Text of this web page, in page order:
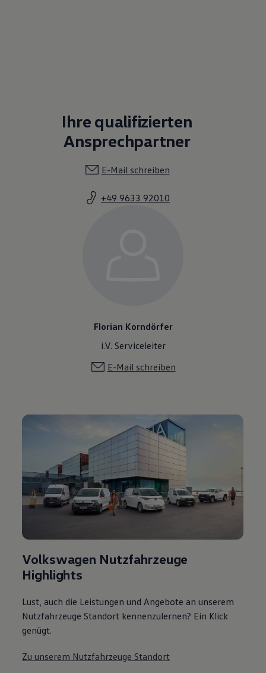
Ihre qualifizierten
Ansprechpartner
E-Mail schreiben
+49 9633 92010
Florian Korndörfer
i.V. Serviceleiter
E-Mail schreiben
Volkswagen Nutzfahrzeuge
Highlights
Lust, auch die Leistungen und Angebote an unserem
Nutzfahrzeuge Standort kennenzulernen? Ein Klick
genügt.
Zu unserem Nutzfahrzeuge Standort